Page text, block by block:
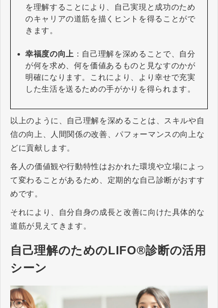
を理解することにより、自己実現と成功のため
のキャリアの道筋を描くヒントを得ることがで
きます。
幸福度の向上 ：自己理解を深めることで、自分
が何を求め、何を価値あるものと見なすのかが
明確になります。これにより、より幸せで充実
した生活を送るための手がかりを得られます。
以上のように、自己理解を深めることは、スキルや自
信の向上、人間関係の改善、パフォーマンスの向上な
どに貢献します。
各人の価値観や行動特性はおかれた環境や立場によっ
て変わることがあるため、定期的な自己診断がおすす
めです。
それにより、自分自身の成長と改善に向けた具体的な
道筋が見えてきます。
自己理解のためのLIFO®診断の活用
シーン